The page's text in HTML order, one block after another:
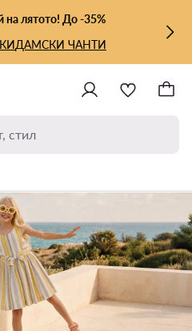
на лятото! До -35%
ДАМСКИ ЧАНТИ
стил